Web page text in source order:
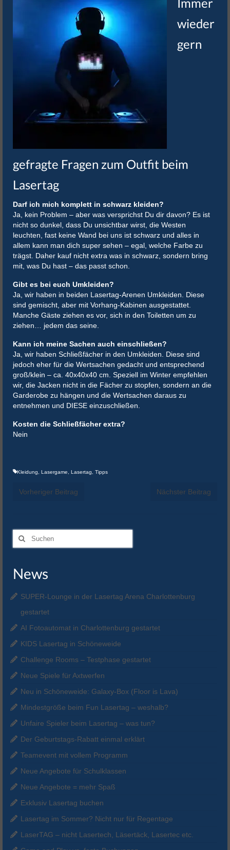
wieder
gern
gefragte Fragen zum Outfit beim
Lasertag
Darf ich mich komplett in schwarz kleiden?
Ja, kein Problem – aber was versprichst Du dir davon? Es ist
nicht so dunkel, dass Du unsichtbar wirst, die Westen
leuchten, fast keine Wand bei uns ist schwarz und alles in
allem kann man dich super sehen – egal, welche Farbe zu
trägst. Daher kauf nicht extra was in schwarz, sondern bring
mit, was Du hast – das passt schon.
Gibt es bei euch Umkleiden?
Ja, wir haben in beiden Lasertag-Arenen Umkleiden. Diese
sind gemischt, aber mit Vorhang-Kabinen ausgestattet.
Manche Gäste ziehen es vor, sich in den Toiletten um zu
ziehen… jedem das seine.
Kann ich meine Sachen auch einschließen?
Ja, wir haben Schließfächer in den Umkleiden. Diese sind
jedoch eher für die Wertsachen gedacht und entsprechend
groß/klein – ca. 40x40x40 cm. Speziell im Winter empfehlen
wir, die Jacken nicht in die Fächer zu stopfen, sondern an die
Garderobe zu hängen und die Wertsachen daraus zu
entnehmen und DIESE einzuschließen.
Kosten die Schließfächer extra?
Nein
Kleidung Lasergame Lasertag Tipps
Vorheriger Beitrag Nächster Beitrag
Suchen
nach:
News
SUPER-Lounge in der Lasertag Arena Charlottenburg
gestartet
AI Fotoautomat in Charlottenburg gestartet
KIDS Lasertag in Schöneweide
Challenge Rooms – Testphase gestartet
Neue Spiele für Axtwerfen
Neu in Schöneweide: Galaxy-Box (Floor is Lava)
Mindestgröße beim Fun Lasertag – weshalb?
Unfaire Spieler beim Lasertag – was tun?
Der Geburtstags-Rabatt einmal erklärt
Teamevent mit vollem Programm
Neue Angebote für Schulklassen
Neue Angebote = mehr Spaß
Exklusiv Lasertag buchen
Lasertag im Sommer? Nicht nur für Regentage
LaserTAG – nicht Lasertech, Läsertäck, Lasertec etc.